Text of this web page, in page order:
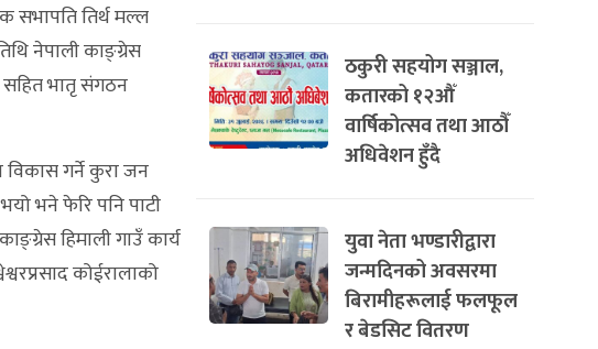
सभापति तिर्थ मल्ल
नेपाली काङ्ग्रेस
सहित भातृ संगठन
गर्ने कुरा जन
भने फेरि पनि पाटी
हिमाली गाउँ कार्य
कोईरालाको
ठकुरी सहयोग सञ्जाल,
कतारको १२औँ
वार्षिकोत्सव तथा आठौँ
अधिवेशन हुँदै
युवा नेता भण्डारीद्वारा
जन्मदिनको अवसरमा
बिरामीहरूलाई फलफूल
र बेडसिट वितरण